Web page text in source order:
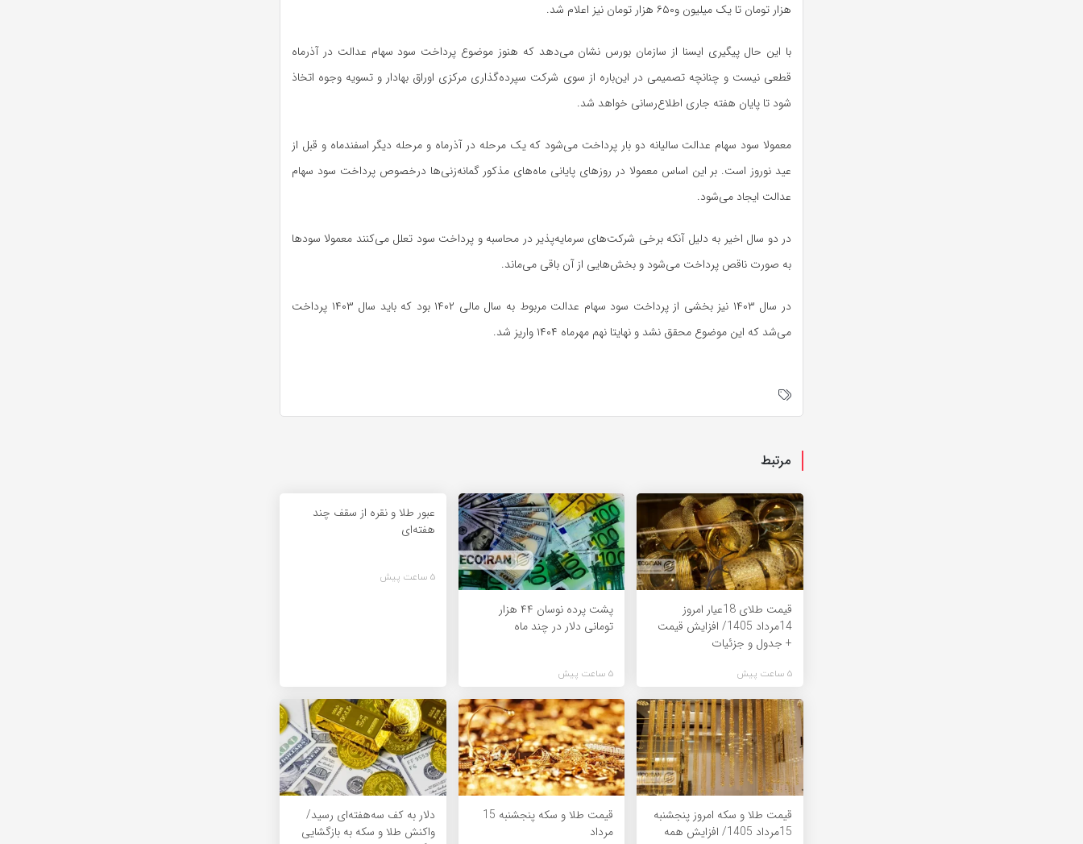
هزار تومان تا یک میلیون و۶۵۰ هزار تومان نیز اعلام شد.
با این حال پیگیری ایسنا از سازمان بورس نشان می‌دهد که هنوز موضوع پرداخت سود سهام عدالت در آذرماه
قطعی نیست و چنانچه تصمیمی در این‌باره از سوی شرکت سپرده‌گذاری مرکزی اوراق بهادار و تسویه وجوه اتخاذ
شود تا پایان هفته جاری اطلاع‌رسانی خواهد شد.
معمولا سود سهام عدالت سالیانه دو بار پرداخت می‌شود که یک مرحله در آذرماه و مرحله دیگر اسفندماه و قبل از
عید نوروز است. بر این اساس معمولا در روز‌های پایانی ماه‌های مذکور گمانه‌زنی‌ها درخصوص پرداخت سود سهام
عدالت ایجاد می‌شود.
در دو سال اخیر به دلیل آنکه برخی شرکت‌های سرمایه‌پذیر در محاسبه و پرداخت سود تعلل می‌کنند معمولا سود‌ها
به صورت ناقص پرداخت می‌شود و بخش‌هایی از آن باقی می‌ماند.
در سال ۱۴۰۳ نیز بخشی از پرداخت سود سهام عدالت مربوط به سال مالی ۱۴۰۲ بود که باید سال ۱۴۰۳ پرداخت
می‌شد که این موضوع محقق نشد و نهایتا نهم مهرماه ۱۴۰۴ واریز شد.
مرتبط
قیمت طلای 18عیار امروز
14مرداد 1405/ افزایش قیمت
+ جدول و جزئیات
5 ساعت پیش
پشت پرده نوسان ۴۴ هزار
تومانی دلار در چند ماه
5 ساعت پیش
عبور طلا و نقره از سقف چند
هفته‌ای
5 ساعت پیش
قیمت طلا و سکه امروز پنجشنبه
15مرداد 1405/ افزایش همه
قیمت طلا و سکه پنجشنبه 15
مرداد
دلار به کف سه‌هفته‌ای رسید/
واکنش طلا و سکه به بازگشایی